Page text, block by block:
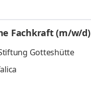
Fachkraft (m/w/d)
Gotteshütte